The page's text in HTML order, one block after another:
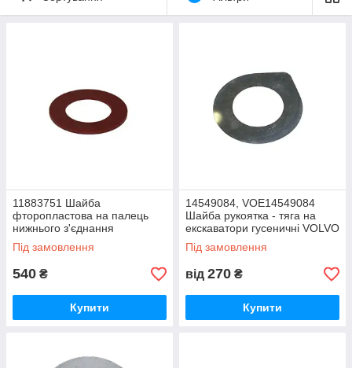
11883751 Шайба
фторопластова на палець
нижнього з'єднання
поворотного блоку та каретки
VOLVO
Під замовлення
540 ₴
Купити
14549084, VOE14549084
Шайба рукоятка - тяга на
екскаватори гусеничні VOLVO
Під замовлення
від 270 ₴
Купити